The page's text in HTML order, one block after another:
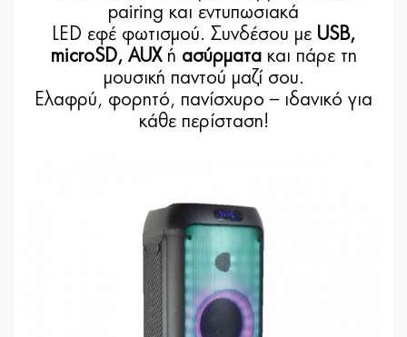
pairing και εντυπωσιακά
LED εφέ φωτισμού. Συνδέσου με USB,
microSD, AUXή ασύρματακαι πάρε τη
μουσική παντού μαζί σου.
Ελαφρύ, φορητό, πανίσχυρο – ιδανικό για
κάθε περίσταση!